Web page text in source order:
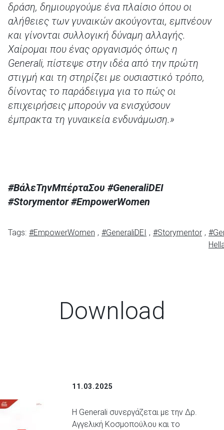
δράση, δημιουργούμε ένα πλαίσιο όπου οι
αλήθειες των γυναικών ακούγονται, εμπνέουν
και γίνονται συλλογική δύναμη αλλαγής.
Χαίρομαι που ένας οργανισμός όπως η
Generali, πίστεψε στην ιδέα από την πρώτη
στιγμή και τη στηρίζει με ουσιαστικό τρόπο,
δίνοντας το παράδειγμα για το πώς οι
επιχειρήσεις μπορούν να ενισχύσουν
έμπρακτα τη γυναικεία ενδυνάμωση.»
#ΒάλεΤηνΜπέρταΣου #GeneraliDEI
#Storymentor#EmpowerWomen
Tags: #EmpowerWomen , #GeneraliDEI , #Storymentor ,
Download
11.03.2025
Η Generali συνεργάζεται με την Δρ.
Αγγελική Κοσμοπούλου και το